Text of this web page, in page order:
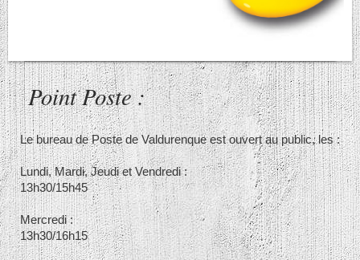
Point Poste :
Le bureau de Poste de Valdurenque est ouvert au public, les :
Lundi, Mardi, Jeudi et Vendredi :
13h30/15h45
Mercredi :
13h30/16h15